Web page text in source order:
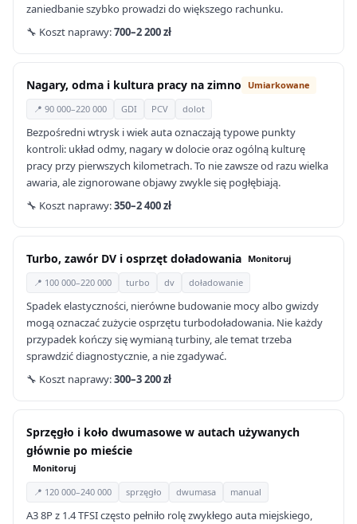
zaniedbanie szybko prowadzi do większego rachunku.
🔧 Koszt naprawy:700–2 200 zł
Nagary, odma i kultura pracy na zimno Umiarkowane
📍 90 000–220 000 GDI PCV dolot
Bezpośredni wtrysk i wiek auta oznaczają typowe punkty
kontroli: układ odmy, nagary w dolocie oraz ogólną kulturę
pracy przy pierwszych kilometrach. To nie zawsze od razu wielka
awaria, ale zignorowane objawy zwykle się pogłębiają.
🔧 Koszt naprawy:350–2 400 zł
Turbo, zawór DV i osprzęt doładowania Monitoruj
📍 100 000–220 000 turbo dv doładowanie
Spadek elastyczności, nierówne budowanie mocy albo gwizdy
mogą oznaczać zużycie osprzętu turbodoładowania. Nie każdy
przypadek kończy się wymianą turbiny, ale temat trzeba
sprawdzić diagnostycznie, a nie zgadywać.
🔧 Koszt naprawy:300–3 200 zł
Sprzęgło i koło dwumasowe w autach używanych
głównie po mieście
Monitoruj
📍 120 000–240 000
sprzęgło dwumasa manual
A3 8P z 1.4 TFSI często pełniło rolę zwykłego auta miejskiego,